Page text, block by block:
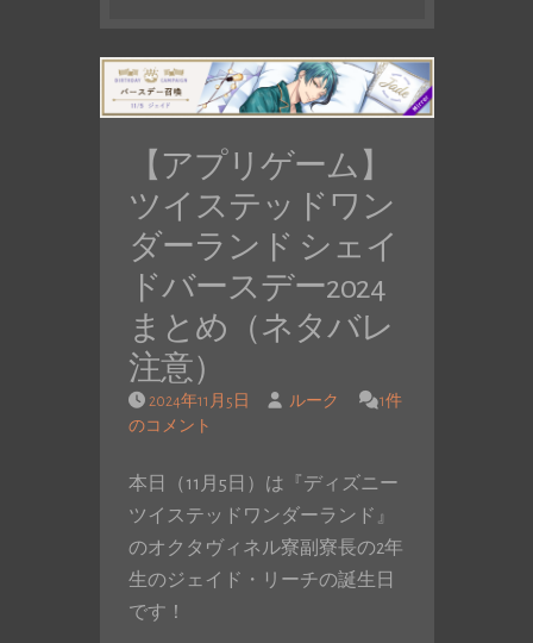
【アプリゲーム】
ツイステッドワン
ダーランド シェイ
ドバースデー2024
まとめ（ネタバレ
注意）
2024年11月5日 ルーク
1件
のコメント
本日（11月5日）は『ディズニー
ツイステッドワンダーランド』
のオクタヴィネル寮副寮長の2年
生のジェイド・リーチの誕生日
です！